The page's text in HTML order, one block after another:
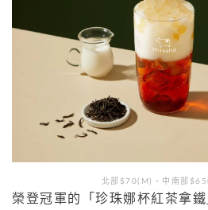
北部$70(M)、中南部
榮登冠軍的「珍珠娜杯紅茶拿